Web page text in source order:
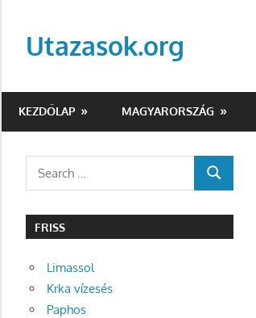
contentUtazasok.org
KEZDŐLAP MAGYARORSZÁG
SEARCH
FRISS
Limassol
Krka vízesés
Paphos